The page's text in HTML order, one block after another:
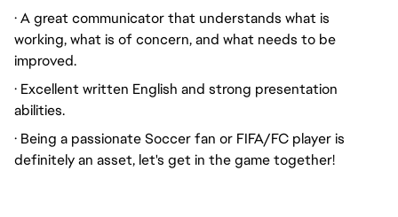
· A great communicator that understands what is
working, what is of concern, and what needs to be
improved.
· Excellent written English and strong presentation
abilities.
· Being a passionate Soccer fan or FIFA/FC player is
definitely an asset, let's get in the game together!